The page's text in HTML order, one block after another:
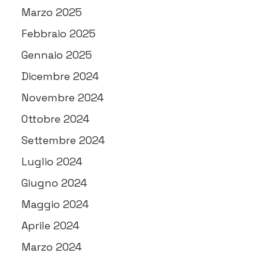
Marzo 2025
Febbraio 2025
Gennaio 2025
Dicembre 2024
Novembre 2024
Ottobre 2024
Settembre 2024
Luglio 2024
Giugno 2024
Maggio 2024
Aprile 2024
Marzo 2024